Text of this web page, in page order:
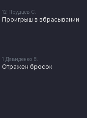
12 Прудцев С.
Проигрыш в вбрасывании
1 Давиденко В.
Отражен бросок